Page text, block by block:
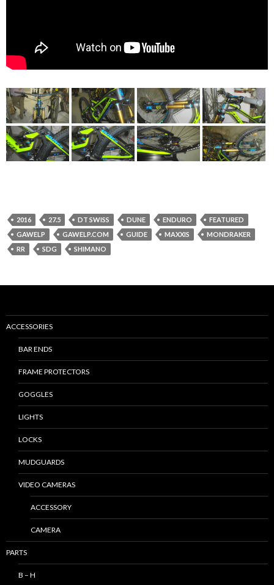
2016 27.5 DT SWISS DUNE ENDURO
FEATURED
GAWELP
GAWELP.COM GUIDE MAXXIS
MONDRAKER
RR
SDG SHIMANO
ACCESSORIES
BAR ENDS
FRAME PROTECTORS
GOGGLES
LIGHTS
LOCKS
MUDGUARDS
VIDEO CAMERAS
ACCESSORY
CAMERA
PARTS
B – H